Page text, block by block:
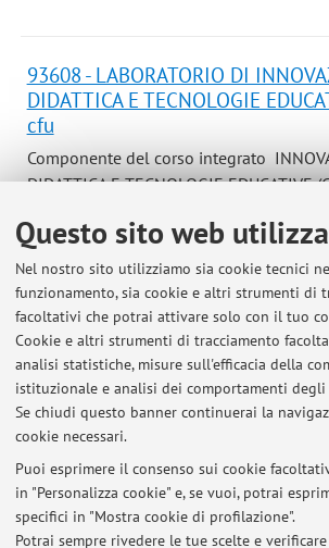
Questo sito web
Nel nostro sito utilizziamo sia cookie tecnici
funzionamento, sia cookie e altri strumenti di
facoltativi che potrai attivare solo con il tuo
Cookie e altri strumenti di tracciamento
analisi statistiche, misure sull'efficacia della
istituzionale e analisi dei comportamenti
Se chiudi questo banner continuerai la
cookie necessari.
Puoi esprimere il consenso sui cookie
in "Personalizza cookie" e, se vuoi, potrai
specifici in "Mostra cookie di profilazione".
Potrai sempre rivedere le tue scelte e
93608 - LABORATORIO DI
DIDATTICA E TECNOLOGIE
cfu
Componente del corso integrato
DIDATTICA E TECNOLOGIE EDUCATIVE
Campus:
Bologna
Corso:
Laurea Magistrale a Ciclo
formazione primaria
Periodo delle lezioni: dal 29 ottobre
2026
Orario delle lezioni
Ultimi avvisi